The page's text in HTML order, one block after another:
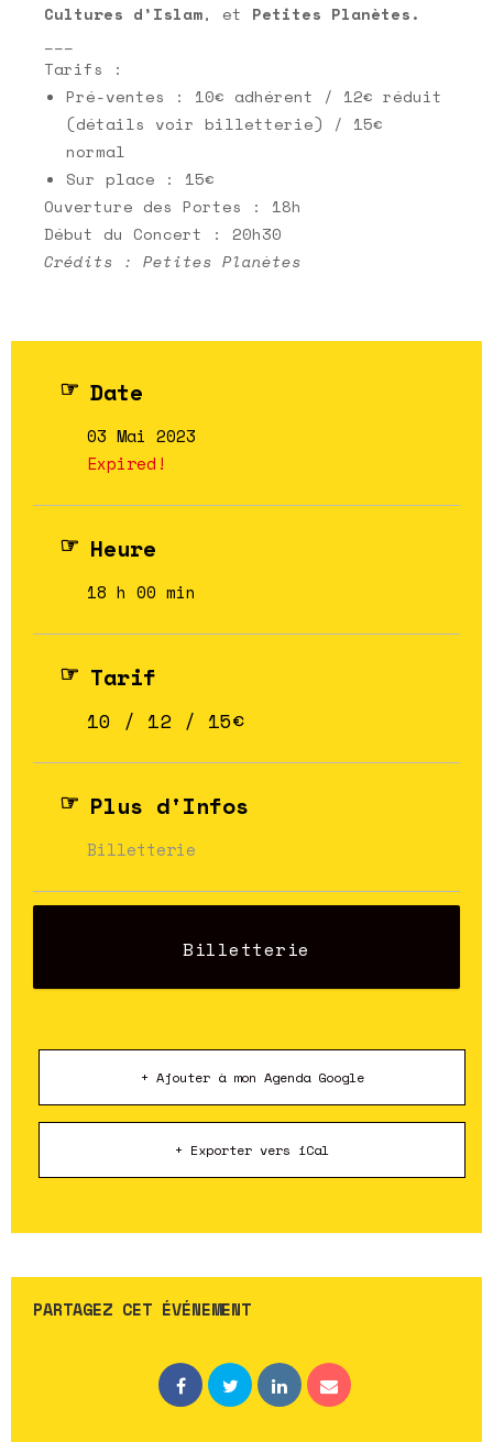
Cultures d’Islam, et Petites Planètes.
Tarifs :
Pré-ventes : 10€ adhérent / 12€ réduit
(détails voir billetterie) / 15€
normal
Sur place : 15€
Ouverture des Portes : 18h
Début du Concert : 20h30
Crédits : Petites Planètes
Date
03 Mai 2023
Expired!
Heure
18 h 00 min
Tarif
10 / 12 / 15€
Plus d'Infos
Billetterie
Billetterie
+ Ajouter à mon Agenda Google
+ Exporter vers iCal
PARTAGEZ CET ÉVÉNEMENT